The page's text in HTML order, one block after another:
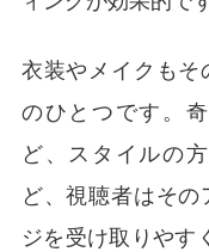
衣装やメイクもそ
のひとつです。
ど、スタイルの
ど、視聴者はそ
ジを受け取りやす